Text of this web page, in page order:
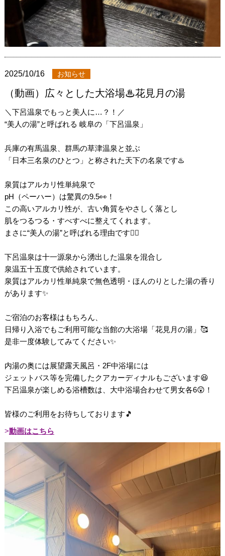
2025/10/16 お知らせ
（動画）広々とした大浴場♨花見月の湯
＼下呂温泉でもっと美人に…？！／
“美人の湯”と呼ばれる 岐阜の「下呂温泉」
兵庫の有馬温泉、群馬の草津温泉と並ぶ
「日本三名泉のひとつ」と称された天下の名泉です♨️
泉質はアルカリ性単純泉で
pH（ペーハー）は驚異の9.5👀！
この高いアルカリ性が、古い角質をやさしく落とし
肌をつるつる・すべすべに整えてくれます。
まさに“美人の湯”と呼ばれる理由です🧖‍♀️
下呂温泉は十一源泉から湧出した温泉を混合し
泉温五十五度で供給されています。
泉質はアルカリ性単純泉で無色透明・ほんのりとした湯の香り
があります✨
ご宿泊のお客様はもちろん、
日帰り入浴でもご利用可能な当館の大浴場「花見月の湯」🥰
是非一度体験してみてください✨
内湯の奥には展望露天風呂・2F中浴場には
ジェットバス等を完備したクアカーディナルもございます😆
下呂温泉が楽しめる浴槽数は、大中浴場合わせて男女各6😲！
皆様のご利用をお待ちしております🎵
動画はこちら